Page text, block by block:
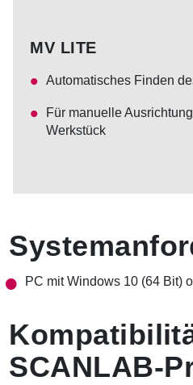
MV LITE
Automatisches Finden
Für manuelle
Werkstück
PC mit Windows 10 (64 Bit)
SCANLAB-